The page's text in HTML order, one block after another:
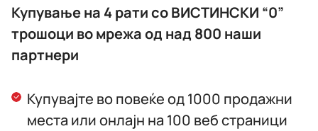
Купување на 4 рати со ВИСТИНСКИ “0”
трошоци во мрежа од над 800 наши
партнери
Купувајте во повеќе од 1000 продажни
места или онлајн на 100 веб страници